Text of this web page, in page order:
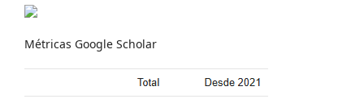
Métricas Google Scholar